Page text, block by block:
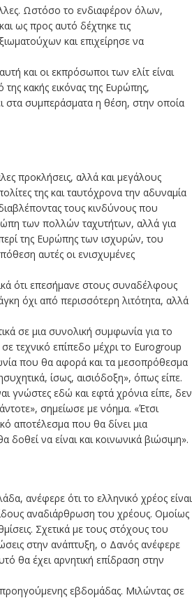
Ωστόσο το ενδιαφέρον όλων,
ως προς αυτό δέχτηκε τις
και επιχείρησε να
και οι εκπρόσωποι των ελίτ είναι
κακής εικόνας της Ευρώπης,
στα συμπεράσματα η θέση, στην οποία
προκλήσεις, αλλά και μεγάλους
της και ταυτόχρονα την αδυναμία
τους κινδύνους που
των πολλών ταχυτήτων, αλλά για
της Ευρώπης των ισχυρών, του
αυτές οι ενισχυμένες
ότι επεσήμανε στους συναδέλφους
όχι από περισσότερη λιτότητα, αλλά
σε μια συνολική συμφωνία για το
τεχνικό επίπεδο μέχρι το Eurogroup
που θα αφορά και τα μεσοπρόθεσμα
ίσως, αισιόδοξη», όπως είπε.
εδώ και εφτά χρόνια είπε, δεν
σημείωσε με νόημα. «Έτσι
αποτέλεσμα που θα δίνει μια
να είναι και κοινωνικά βιώσιμη».
ανέφερε ότι το ελληνικό χρέος είναι
αναδιάρθρωση του χρέους. Ομοίως
Σχετικά με τους στόχους του
στην ανάπτυξη, ο Δανός ανέφερε
θα έχει αρνητική επίδραση στην
εβδομάδας. Μιλώντας σε